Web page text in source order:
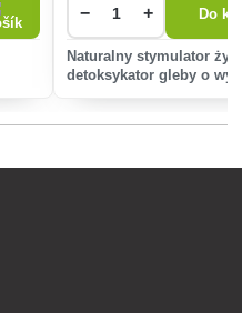
− + Do
Naturalny stymulator
detoksykator gleby o
dodatków